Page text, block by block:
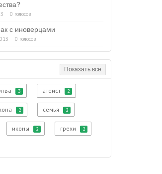
0 голосов
с иноверцами
0 голосов
Показать все
3 атеист 2
2 семья 2
иконы 2 грехи 2